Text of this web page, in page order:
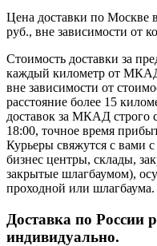
Цена доставки по Москве
руб., вне зависимости от
Стоимость доставки за
каждый километр от
вне зависимости от
расстояние более 15
доставок за МКАД строго
18:00, точное время
Курьеры свяжутся с вами
бизнес центры, склады,
закрытые шлагбаумом),
проходной или шлагбаума.
Доставка по России
индивидуально.